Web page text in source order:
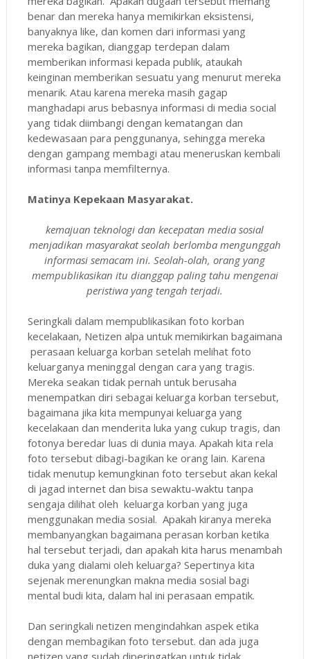
benar dan mereka hanya memikirkan eksistensi,
banyaknya like, dan komen dari informasi yang
mereka bagikan, dianggap terdepan dalam
memberikan informasi kepada publik, ataukah
keinginan memberikan sesuatu yang menurut mereka
menarik. Atau karena mereka masih gagap
manghadapi arus bebasnya informasi di media social
yang tidak diimbangi dengan kematangan dan
kedewasaan para penggunanya, sehingga mereka
dengan gampang membagi atau meneruskan kembali
informasi tanpa memfilternya.
Matinya Kepekaan Masyarakat.
kemajuan teknologi dan kecepatan media sosial
menjadikan masyarakat seolah berlomba mengunggah
informasi semacam ini. Seolah-olah, orang yang
mempublikasikan itu dianggap paling tahu mengenai
peristiwa yang tengah terjadi.
Seringkali dalam mempublikasikan foto korban
kecelakaan, Netizen alpa untuk memikirkan bagaimana
perasaan keluarga korban setelah melihat foto
keluarganya meninggal dengan cara yang tragis.
Mereka seakan tidak pernah untuk berusaha
menempatkan diri sebagai keluarga korban tersebut,
bagaimana jika kita mempunyai keluarga yang
kecelakaan dan menderita luka yang cukup tragis, dan
fotonya beredar luas di dunia maya. Apakah kita rela
foto tersebut dibagi-bagikan ke orang lain. Karena
tidak menutup kemungkinan foto tersebut akan kekal
di jagad internet dan bisa sewaktu-waktu tanpa
sengaja dilihat oleh keluarga korban yang juga
menggunakan media sosial. Apakah kiranya mereka
membanyangkan bagaimana perasan korban ketika
hal tersebut terjadi, dan apakah kita harus menambah
duka yang dialami oleh keluarga? Sepertinya kita
sejenak merenungkan makna media sosial bagi
mental budi kita, dalam hal ini perasaan empatik.
Dan seringkali netizen mengindahkan aspek etika
dengan membagikan foto tersebut. dan ada juga
netizen yang sudah diperingatkan untuk tidak